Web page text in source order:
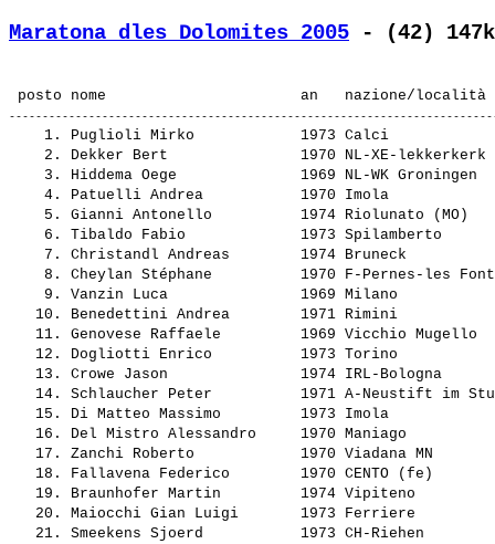
Maratona dles Dolomites 2005 - (42)
    1.
Puglioli Mirko
1973 Calci
    2.
Dekker Bert
1970 NL-XE-
    3.
Hiddema Oege
1969 NL-WK
    4.
Patuelli Andrea
1970 Imola
    5.
Gianni Antonello
1974 Riolunato
    6.
Tibaldo Fabio
1973 Spilamberto
    7.
Christandl Andreas
1974 Bruneck
    8.
Cheylan Stéphane
1970 F-Pernes-les
    9.
Vanzin Luca
1969 Milano
   10.
Benedettini Andrea
1971 Rimini
   11.
Genovese Raffaele
1969 Vicchio
   12.
Dogliotti Enrico
1973 Torino
   13.
Crowe Jason
1974 IRL-Bologna
   14.
Schlaucher Peter
1971 A-Neustift im
   15.
Di Matteo Massimo
1973 Imola
   16.
Del Mistro Alessandro
1970 Maniago
   17.
Zanchi Roberto
1970 Viadana MN
   18.
Fallavena Federico
1970 CENTO (fe)
   19.
Braunhofer Martin
1974 Vipiteno
   20.
Maiocchi Gian Luigi
1973 Ferriere
   21.
Smeekens Sjoerd
1973 CH-Riehen